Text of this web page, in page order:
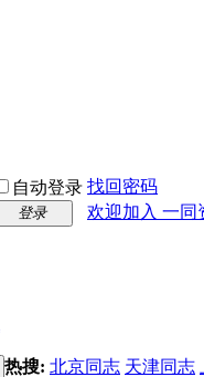
自动登录 找回密码
登录
欢迎加入 一同
热搜: 北京同志 天津同志